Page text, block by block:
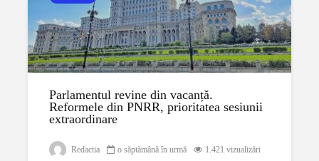
Parlamentul revine din vacanță.
Reformele din PNRR, prioritatea sesiunii
extraordinare
Redactia o săptămână în urmă 1.421 vizualizări